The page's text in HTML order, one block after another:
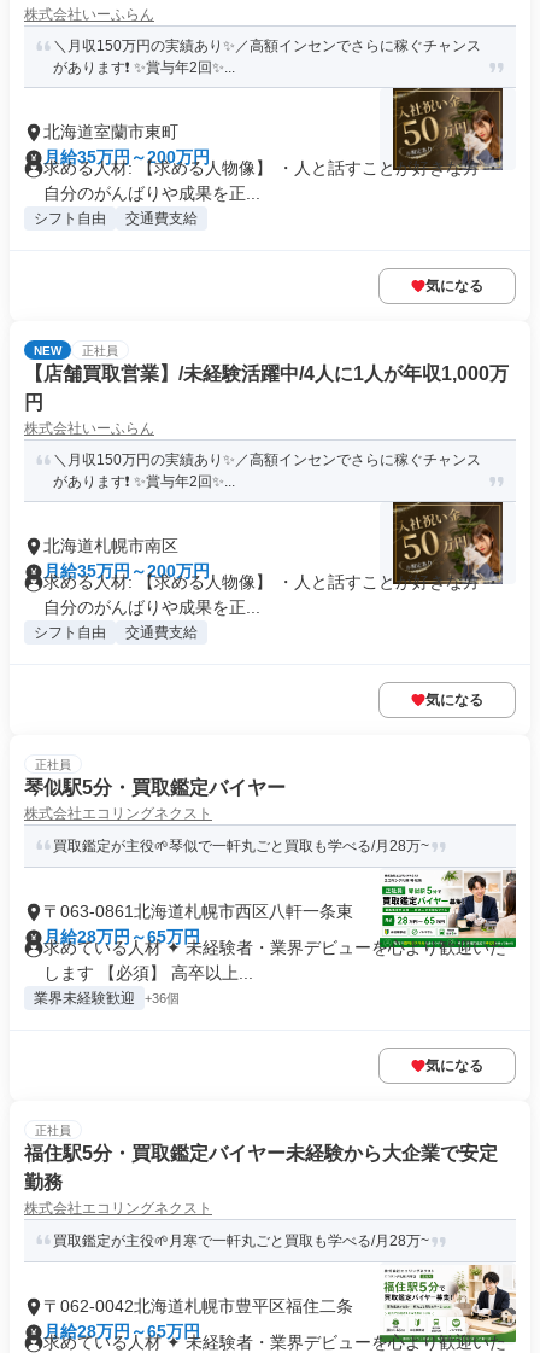
株式会社いーふらん
＼月収150万円の実績あり✨／高額インセンでさらに稼ぐチャンス
があります❗ ✨賞与年2回✨...
北海道室蘭市東町
月給35万円～200万円
求める人材: 【求める人物像】 ・人と話すことが好きな方 ・
自分のがんばりや成果を正...
シフト自由 交通費支給
気になる
NEW 正社員
【店舗買取営業】/未経験活躍中/4人に1人が年収1,000万
円
株式会社いーふらん
＼月収150万円の実績あり✨／高額インセンでさらに稼ぐチャンス
があります❗ ✨賞与年2回✨...
北海道札幌市南区
月給35万円～200万円
求める人材: 【求める人物像】 ・人と話すことが好きな方 ・
自分のがんばりや成果を正...
シフト自由 交通費支給
気になる
正社員
琴似駅5分・買取鑑定バイヤー
株式会社エコリングネクスト
買取鑑定が主役🌱琴似で一軒丸ごと買取も学べる/月28万~
〒063-0861北海道札幌市西区八軒一条東
月給28万円～65万円
求めている人材 ✦ 未経験者・業界デビューを心より歓迎いた
します 【必須】 高卒以上...
業界未経験歓迎 +36個
気になる
正社員
福住駅5分・買取鑑定バイヤー未経験から大企業で安定
勤務
株式会社エコリングネクスト
買取鑑定が主役🌱月寒で一軒丸ごと買取も学べる/月28万~
〒062-0042北海道札幌市豊平区福住二条
月給28万円～65万円
求めている人材 ✦ 未経験者・業界デビューを心より歓迎いた